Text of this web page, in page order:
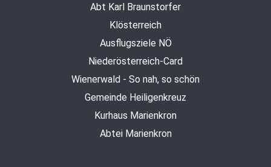
Abt Karl Braunstorfer
Klösterreich
Ausflugsziele NÖ
Niederösterreich-Card
Wienerwald - So nah, so schön
Gemeinde Heiligenkreuz
Kurhaus Marienkron
Abtei Marienkron